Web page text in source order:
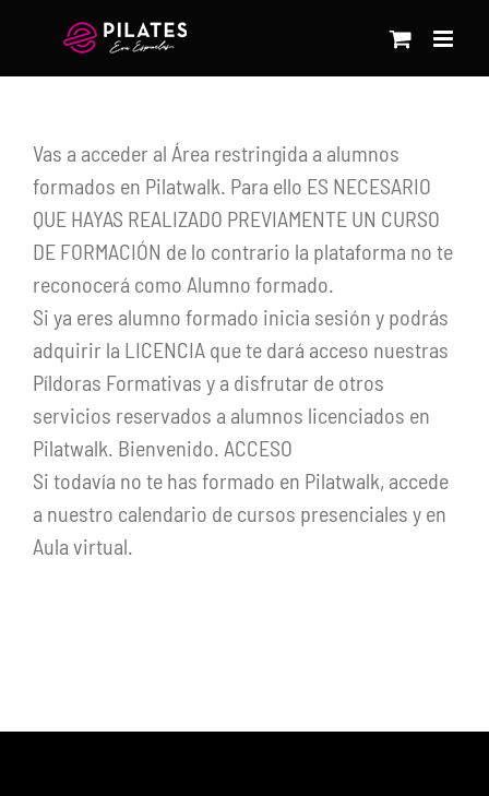
contenido
Vas a acceder al Área restringida a alumnos
formados en Pilatwalk. Para ello ES NECESARIO
QUE HAYAS REALIZADO PREVIAMENTE UN CURSO
DE FORMACIÓN de lo contrario la plataforma no te
reconocerá como Alumno formado.
Si ya eres alumno formado inicia sesión y podrás
adquirir la LICENCIA que te dará acceso nuestras
Píldoras Formativas y a disfrutar de otros
servicios reservados a alumnos licenciados en
Pilatwalk. Bienvenido. ACCESO
Si todavía no te has formado en Pilatwalk, accede
a nuestro calendario de cursos presenciales y en
Aula virtual.